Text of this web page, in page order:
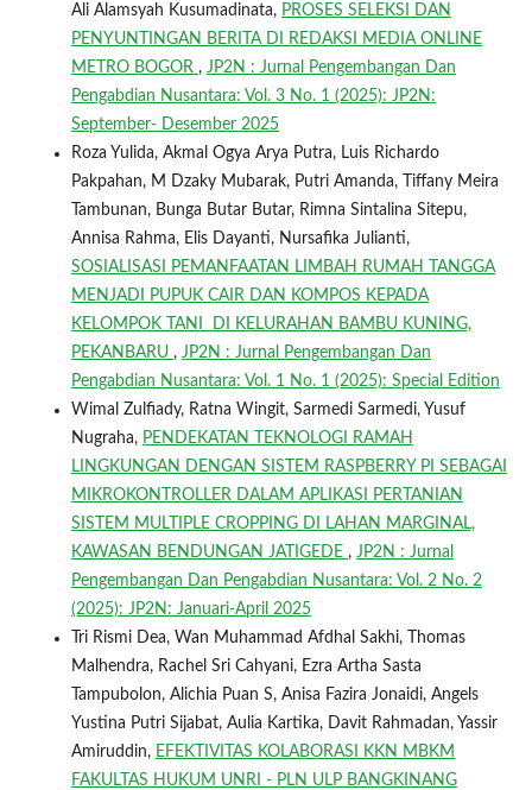
Ali Alamsyah Kusumadinata, PROSES SELEKSI DAN
PENYUNTINGAN BERITA DI REDAKSI MEDIA ONLINE
METRO BOGOR , JP2N : Jurnal Pengembangan Dan
Pengabdian Nusantara: Vol. 3 No. 1 (2025): JP2N:
September- Desember 2025
Roza Yulida, Akmal Ogya Arya Putra, Luis Richardo
Pakpahan, M Dzaky Mubarak, Putri Amanda, Tiffany Meira
Tambunan, Bunga Butar Butar, Rimna Sintalina Sitepu,
Annisa Rahma, Elis Dayanti, Nursafika Julianti,
SOSIALISASI PEMANFAATAN LIMBAH RUMAH TANGGA
MENJADI PUPUK CAIR DAN KOMPOS KEPADA
KELOMPOK TANI DI KELURAHAN BAMBU KUNING,
PEKANBARU , JP2N : Jurnal Pengembangan Dan
Pengabdian Nusantara: Vol. 1 No. 1 (2025): Special Edition
Wimal Zulfiady, Ratna Wingit, Sarmedi Sarmedi, Yusuf
Nugraha, PENDEKATAN TEKNOLOGI RAMAH
LINGKUNGAN DENGAN SISTEM RASPBERRY PI SEBAGAI
MIKROKONTROLLER DALAM APLIKASI PERTANIAN
SISTEM MULTIPLE CROPPING DI LAHAN MARGINAL,
KAWASAN BENDUNGAN JATIGEDE , JP2N : Jurnal
Pengembangan Dan Pengabdian Nusantara: Vol. 2 No. 2
(2025): JP2N: Januari-April 2025
Tri Rismi Dea, Wan Muhammad Afdhal Sakhi, Thomas
Malhendra, Rachel Sri Cahyani, Ezra Artha Sasta
Tampubolon, Alichia Puan S, Anisa Fazira Jonaidi, Angels
Yustina Putri Sijabat, Aulia Kartika, Davit Rahmadan, Yassir
Amiruddin, EFEKTIVITAS KOLABORASI KKN MBKM
FAKULTAS HUKUM UNRI - PLN ULP BANGKINANG